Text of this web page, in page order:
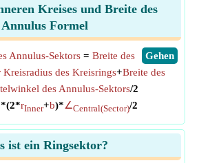
Kreises und Breite des
Annulus Formel
​Gehen
Annulus-Sektors = Breite des
Kreisradius des Kreisrings+Breite des
des Annulus-Sektors/2
*(2*rInner+b)*∠Central(Sector)/2
ist ein Ringsektor?